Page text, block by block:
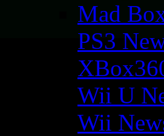
Mad
PS3
Wii U
Wii